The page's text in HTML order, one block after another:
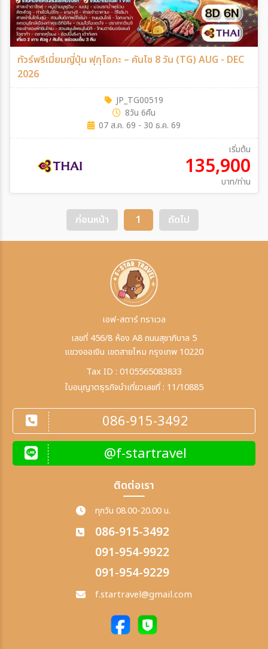
ทัวร์พรีเมี่ยมญี่ปุ่น ฟุกุโอกะ – คันไซ 8 วัน (TG) AUG - DEC
2026
JP_TG00519
8วัน 6คืน
07 ส.ค. 69 - 30 ธ.ค. 69
เริ่มต้น
135,900
บาท/ท่าน
ก่อนหน้า 1 ถัดไป
เอฟ-สตาร์ ทราเวล
เลขที่ 456/8 ห้อง A8 ถนนสุขาภิบาล 5
แขวงออเงิน เขตสายไหม กรุงเทพ 10220
Tax ID : 0105565083833
ใบอนุญาตธุรกิจนำเที่ยวเลขที่ : 11/10885
086-915-3492
@f-startravel
ติดต่อเรา
ทุกวัน 08.00-20.00 น.
086-915-3492
091-954-9922
091-954-9229
f.startravel@gmail.com